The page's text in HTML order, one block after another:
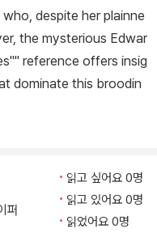
방대한 저서를 남겼다. 그의
despite her plainne
the mysterious Edwar
reference offers insig
dominate this broodin
퍼
읽고 싶어요 0명
읽고 있어요 0명
읽었어요 0명